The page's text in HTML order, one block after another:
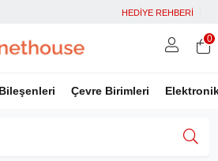
HEDİYE REHBERİ
Çevre Birimleri
0